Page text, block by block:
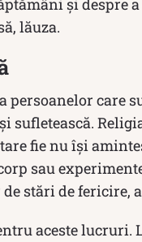
şi despre
lăuza.
persoanelor care
sufletească.
fie nu își
sau
stări de fericire,
aceste lucruri.